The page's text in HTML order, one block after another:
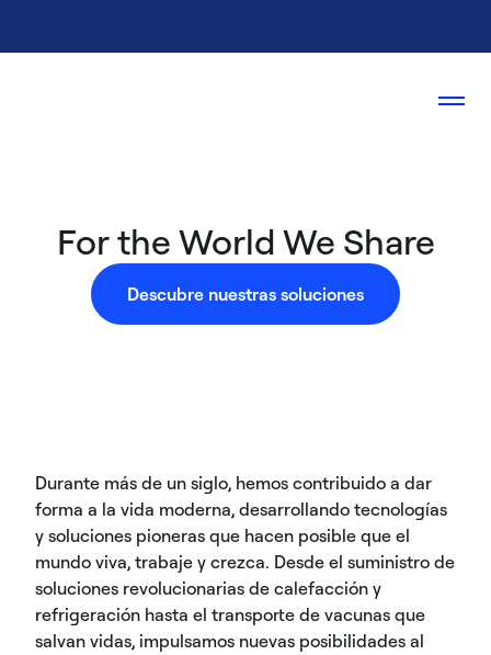
For the World We Share
Descubre nuestras soluciones
Durante más de un siglo, hemos contribuido a dar
forma a la vida moderna, desarrollando tecnologías
y soluciones pioneras que hacen posible que el
mundo viva, trabaje y crezca. Desde el suministro de
soluciones revolucionarias de calefacción y
refrigeración hasta el transporte de vacunas que
salvan vidas, impulsamos nuevas posibilidades al